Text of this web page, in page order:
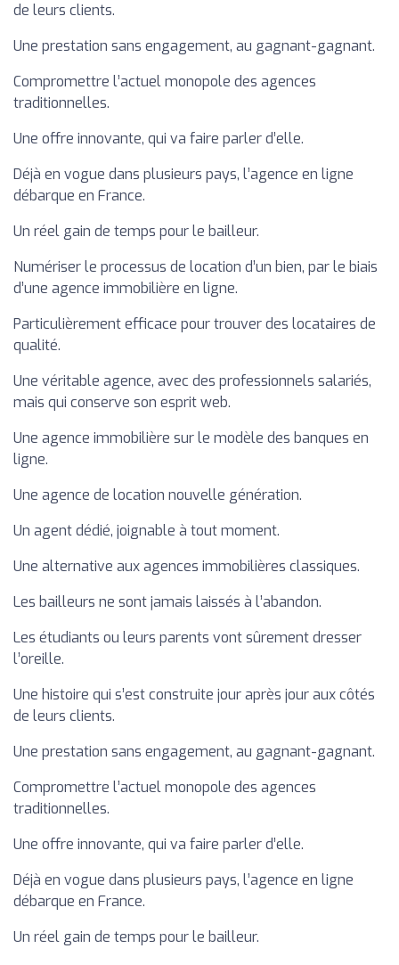
de leurs clients.
Une prestation sans engagement, au gagnant-gagnant.
Compromettre l’actuel monopole des agences
traditionnelles.
Une offre innovante, qui va faire parler d’elle.
Déjà en vogue dans plusieurs pays, l’agence en ligne
débarque en France.
Un réel gain de temps pour le bailleur.
Numériser le processus de location d’un bien, par le biais
d’une agence immobilière en ligne.
Particulièrement efficace pour trouver des locataires de
qualité.
Une véritable agence, avec des professionnels salariés,
mais qui conserve son esprit web.
Une agence immobilière sur le modèle des banques en
ligne.
Une agence de location nouvelle génération.
Un agent dédié, joignable à tout moment.
Une alternative aux agences immobilières classiques.
Les bailleurs ne sont jamais laissés à l’abandon.
Les étudiants ou leurs parents vont sûrement dresser
l’oreille.
Une histoire qui s’est construite jour après jour aux côtés
de leurs clients.
Une prestation sans engagement, au gagnant-gagnant.
Compromettre l’actuel monopole des agences
traditionnelles.
Une offre innovante, qui va faire parler d’elle.
Déjà en vogue dans plusieurs pays, l’agence en ligne
débarque en France.
Un réel gain de temps pour le bailleur.